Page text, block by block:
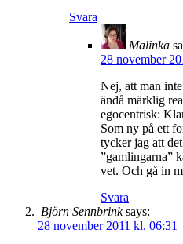
Svara
Malinka
28 november
Nej, att man
ändå märklig
egocentrisk:
Som ny på ett
tycker jag att
”gamlingarna”
vet. Och gå in
Svara
Björn Sennbrink says:
28 november 2011 kl. 06:31